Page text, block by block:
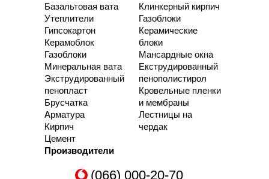
Базальтовая вата
Утеплители
Гипсокартон
Керамоблок
Газоблоки
Минеральная вата
Экструдированный
пенопласт
Брусчатка
Арматура
Кирпич
Цемент
Клинкерный кирпич
Газоблоки
Керамические
блоки
Мансардные окна
Екструдированный
пенополистирол
Кровельные пленки
и мембраны
Лестницы на
чердак
Производители
(066) 000-20-70